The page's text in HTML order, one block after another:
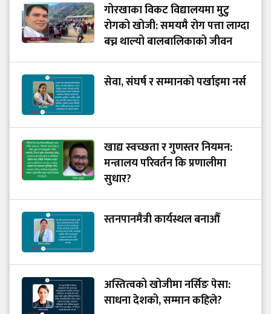
गोरखाका विकट विद्यालयमा मुटु
रोगको खोजी: समयमै रोग पत्ता लाग्दा
बच्न थाल्यो बालबालिकाको जीवन
सेवा, संघर्ष र सम्मानको पर्खाइमा नर्स
खाद्य स्वच्छता र गुणस्तर नियमन:
मन्त्रालय परिवर्तन कि प्रणालीमा
सुधार?
स्तनपानमैत्री कार्यस्थल बनाऔँ
अस्तित्वको खोजीमा नर्सिङ पेसा:
साधना देशको, सम्मान कहिले?